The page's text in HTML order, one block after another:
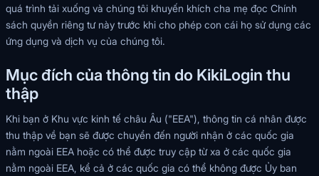
quá trình tải xuống và chúng tôi khuyến khích cha mẹ đọc Chính
sách quyền riêng tư này trước khi cho phép con cái họ sử dụng các
ứng dụng và dịch vụ của chúng tôi.
Mục đích của thông tin do KikiLogin thu
thập
Khi bạn ở Khu vực kinh tế châu Âu ("EEA"), thông tin cá nhân được
thu thập về bạn sẽ được chuyển đến người nhận ở các quốc gia
nằm ngoài EEA hoặc có thể được truy cập từ xa ở các quốc gia
nằm ngoài EEA, kể cả ở các quốc gia có thể không được Ủy ban